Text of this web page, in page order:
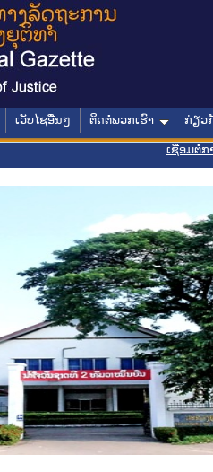
ເວັບໄຊອື່ນໆ ຕິດຕໍ່ພວກເຮົາ ກ່ຽວ
ເຊື່ອມຕໍ່